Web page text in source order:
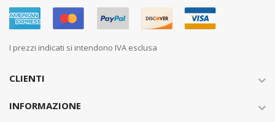
I prezzi indicati si intendono IVA esclusa
CLIENTI
INFORMAZIONE